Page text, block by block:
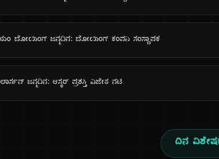
ಬೋಯಿಂಗ್ ಜನ್ಮದಿನ: ಬೋಯಿಂಗ್ ಕಂಪನಿ ಸಂಸ್ಥಾಪಕ
ಲಾರ್ಸನ್ ಜನ್ಮದಿನ: ಆಸ್ಕರ್ ಪ್ರಶಸ್ತಿ ವಿಜೇತ ನಟಿ
ದಿನ